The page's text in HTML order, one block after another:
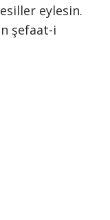
eylesin.
şefaat-i